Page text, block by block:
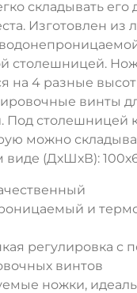
складывать его
Изготовлен из
столешницей.
на 4 разные
винты
Под столешницей
можно
(ДхШхВ):
и
регулировка с
винтов
ножки,
НЕТ